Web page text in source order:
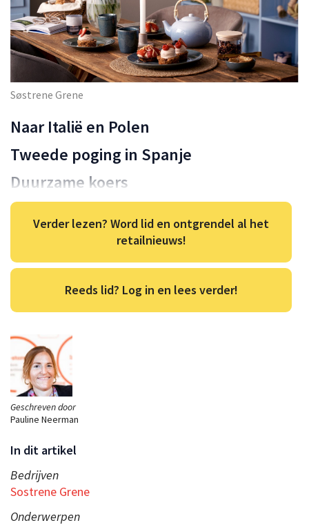
Geschreven door
Pauline Neerman
In dit artikel
Bedrijven
Sostrene Grene
Onderwerpen
Søstrene Grene
Naar Italië en Polen
Tweede poging in Spanje
Duurzame koers
Verder lezen? Word lid en ontgrendel al het
retailnieuws!
Reeds lid? Log in en lees verder!